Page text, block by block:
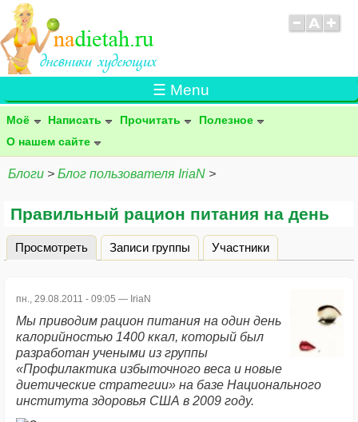
☰ Menu
Моё Написать Прочитать
Полезное
О нашем сайте
Блоги > Блог пользователя IriaN >
Правильный рацион питания на день
Главные вкладки
Просмотреть (активная вкладка)
Записи группы Участники
пн., 29.08.2011 - 09:05 — IriaN
Мы приводим рацион питания на один день
калорийностью 1400 ккал, который был
разработан учеными из группы
«Профилактика избыточного веса и новые
диетические стратегии» на базе Национального
института здоровья США в 2009 году.